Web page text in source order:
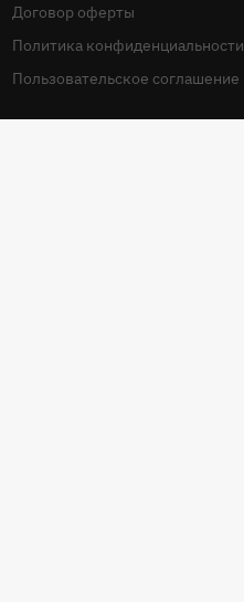
Договор оферты
Политика конфиденциальности
Пользовательское соглашение